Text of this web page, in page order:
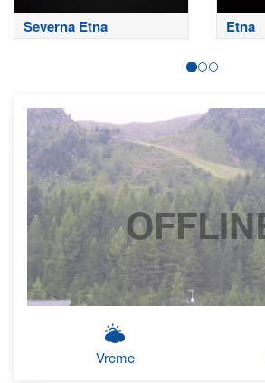
Severna Etna Etna
Vreme